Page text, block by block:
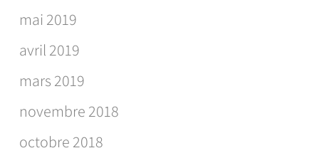
mai 2019
avril 2019
mars 2019
novembre 2018
octobre 2018